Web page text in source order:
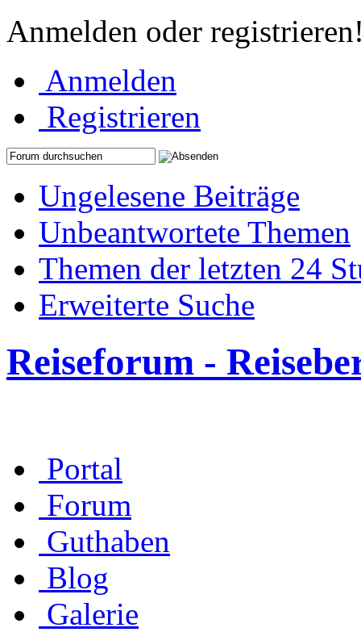
Anmelden oder
Anmelden
Registrieren
Ungelesene Beiträge
Unbeantwortete Themen
Themen der letzten 24
Erweiterte Suche
Reiseforum -
Portal
Forum
Guthaben
Blog
Galerie